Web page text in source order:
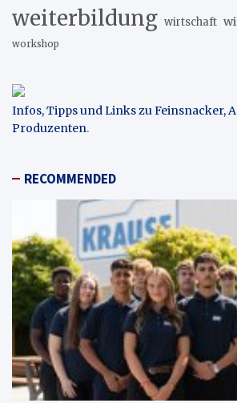
weiterbildung wirtschaft
workshop
Infos, Tipps und Links zu Feinsnacker,
Produzenten.
RECOMMENDED